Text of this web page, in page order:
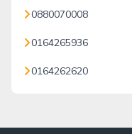
0880070008
0164265936
0164262620